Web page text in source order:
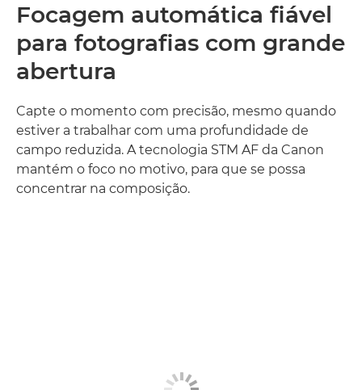
Focagem automática fiável
para fotografias com grande
abertura
Capte o momento com precisão, mesmo quando
estiver a trabalhar com uma profundidade de
campo reduzida. A tecnologia STM AF da Canon
mantém o foco no motivo, para que se possa
concentrar na composição.